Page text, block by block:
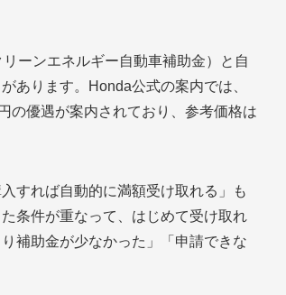
ーンエネルギー自動車補助金）と自
あります。Honda公式の案内では、
の優遇が案内されており、参考価格は
すれば自動的に満額受け取れる」も
条件が重なって、はじめて受け取れ
補助金が少なかった」「申請できな